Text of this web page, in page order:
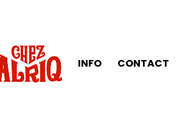
INFO CONTACT